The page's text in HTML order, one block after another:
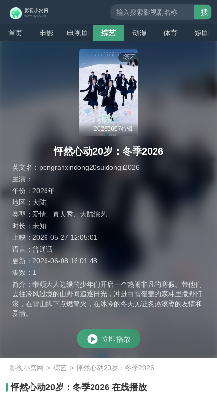
首页 电影 电视剧 综艺 动漫 体育 短剧
搜
综艺
20260607特辑
怦然心动20岁：冬季2026
英文名： pengranxindong20suidongji2026
主演：
年份： 2026年
地区： 大陆
类型： 爱情 真人秀
大陆综艺
时长： 未知
上映： 2026-05-27 12:05:01
语言： 普通话
更新： 2026-06-08 16:01:48
集数： 1
简介： 带领大人边缘的少年们开启一个热闹非凡的寒假。带他们
去往冷风过境的山野间追逐日光，冲进白雪覆盖的森林里撒野打
滚，在雪山脚下点燃篝火，在冰冷的冬天见证炙热滚烫的友情和
爱情。
立即播放
影视小窝网 > 综艺 > 怦然心动20岁：冬季2026
怦然心动20岁：冬季2026 在线播放